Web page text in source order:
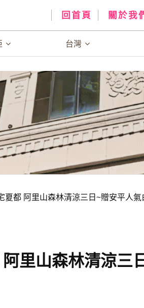
回首頁 關於我
台灣
夏都 阿里山森林清涼三日~贈安平人
里山森林清涼三